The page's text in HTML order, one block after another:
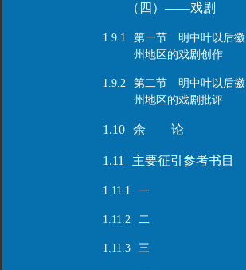
（四）——戏剧
1.9.1
第一节 明中叶以后徽
州地区的戏剧创作
1.9.2
第二节 明中叶以后徽
州地区的戏剧批评
1.10 余 论
1.11 主要征引参考书目
1.11.1 一
1.11.2 二
1.11.3 三